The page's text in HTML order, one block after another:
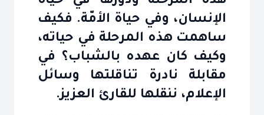
الإنسان، وفي حياة الأمّة. فكيف
ساهمت هذه المرحلة في حياته،
وكيف كان عهده بالشباب؟ في
مقابلة نادرة تناقلتها وسائل
الإعلام، ننقلها للقارئ العزيز.